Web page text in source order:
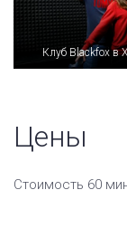
Клуб Blackfox в
Цены
Стоимость 60